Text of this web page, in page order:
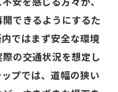
安を感じる方々が、
できるようにするた
ではまず安全な環境
の交通状況を想定し
プでは、道幅の狭い